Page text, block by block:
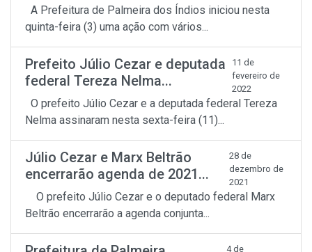
A Prefeitura de Palmeira dos Índios iniciou nesta
quinta-feira (3) uma ação com vários...
Prefeito Júlio Cezar e deputada
federal Tereza Nelma...
11 de
fevereiro de
2022
O prefeito Júlio Cezar e a deputada federal Tereza
Nelma assinaram nesta sexta-feira (11)...
Júlio Cezar e Marx Beltrão
encerrarão agenda de 2021...
28 de
dezembro de
2021
O prefeito Júlio Cezar e o deputado federal Marx
Beltrão encerrarão a agenda conjunta...
4 de